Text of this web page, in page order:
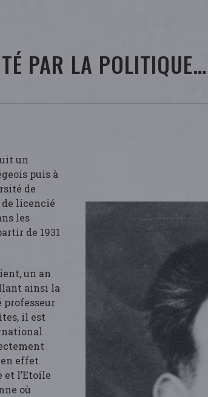
PAR LA POLITIQUE…
un
puis à
de
licencié
les
de 1931
un an
ainsi la
professeur
il est
effet
et l’Etoile
où